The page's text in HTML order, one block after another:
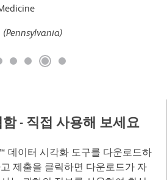
- 직접 사용해 보세요
데이터 시각화 도구를 다운로드하
제출을 클릭하면 다운로드가 자